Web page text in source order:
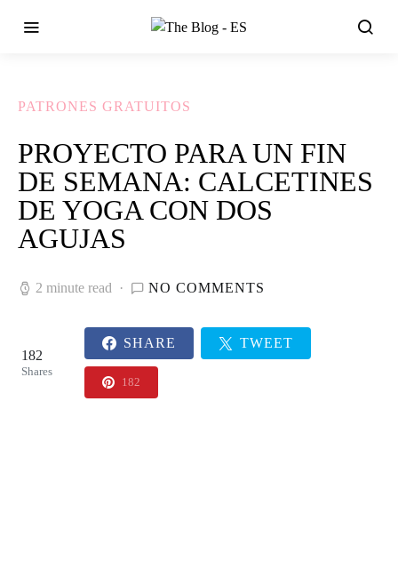
PATRONES GRATUITOS
PROYECTO PARA UN FIN
DE SEMANA: CALCETINES
DE YOGA CON DOS
AGUJAS
2 minute read NO COMMENTS
182
Shares
SHARE TWEET
182